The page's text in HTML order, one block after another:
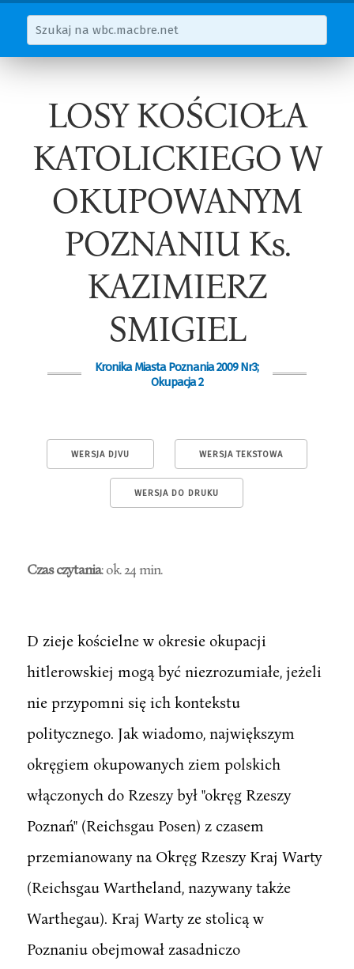
LOSY KOŚCIOŁA
KATOLICKIEGO W
OKUPOWANYM
POZNANIU Ks.
KAZIMIERZ
SMIGIEL
Kronika Miasta Poznania 2009 Nr3;
Okupacja 2
WERSJA DJVU WERSJA TEKSTOWA
WERSJA DO DRUKU
Czas czytania: ok. 24 min.
D zieje kościelne w okresie okupacji
hitlerowskiej mogą być niezrozumiałe, jeżeli
nie przypomni się ich kontekstu
politycznego. Jak wiadomo, największym
okręgiem okupowanych ziem polskich
włączonych do Rzeszy był "okręg Rzeszy
Poznań" (Reichsgau Posen) z czasem
przemianowany na Okręg Rzeszy Kraj Warty
(Reichsgau Wartheland, nazywany także
Warthegau). Kraj Warty ze stolicą w
Poznaniu obejmował zasadniczo